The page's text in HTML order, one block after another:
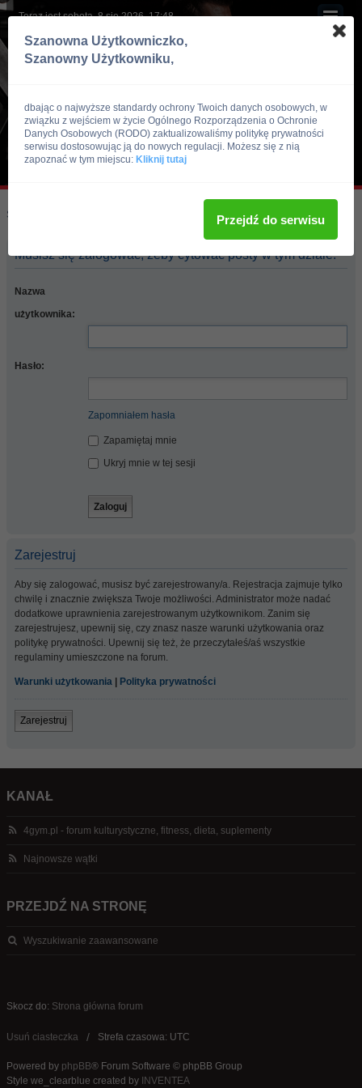
Teraz jest sobota, 8 sie 2026, 17:48
Skocz do:
Musisz się zalogować, żeby cytować posty w tym dziale.
Nazwa
użytkownika:
Hasło:
Zapomniałem hasła
Zapamiętaj mnie
Ukryj mnie w tej sesji
Zarejestruj
Aby się zalogować, musisz być zarejestrowany/a. Rejestracja zajmuje tylko
chwilę i znacznie zwiększa Twoje możliwości. Administrator może nadać
dodatkowe uprawnienia zarejestrowanym użytkownikom. Zanim się
zarejestrujesz, upewnij się, czy znasz nasze warunki użytkowania oraz
politykę prywatności. Upewnij się też, że przeczytałeś/aś wszystkie
regulaminy umieszczone na forum.
Warunki użytkowania Polityka prywatności
Zarejestruj
KANAŁ
4gym.pl - forum kulturystyczne, fitness, dieta, suplementy
Najnowsze wątki
PRZEJDŹ NA STRONĘ
Wyszukiwanie zaawansowane
Skocz do: Strona główna forum
Usuń ciasteczka Strefa czasowa: UTC
Powered by phpBB® Forum Software © phpBB Group
Style we_clearblue created by INVENTEA
Szanowna Użytkowniczko,
Szanowny Użytkowniku,
dbając o najwyższe standardy ochrony Twoich danych osobowych, w
związku z wejściem w życie Ogólnego Rozporządzenia o Ochronie
Danych Osobowych (RODO) zaktualizowaliśmy politykę prywatności
serwisu dostosowując ją do nowych regulacji. Możesz się z nią
zapoznać w tym miejscu: Kliknij tutaj
Przejdź do serwisu